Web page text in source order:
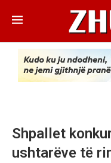
Shpallet
ushtarëve të